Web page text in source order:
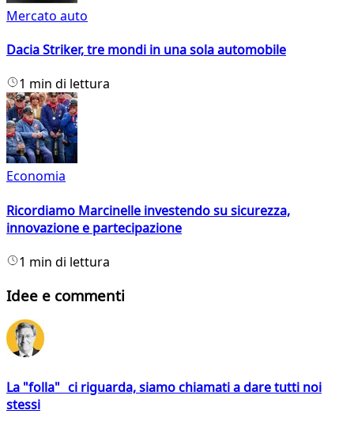
Mercato auto
Dacia Striker, tre mondi in una sola automobile
1 min di lettura
Economia
Ricordiamo Marcinelle investendo su sicurezza,
innovazione e partecipazione
1 min di lettura
Idee e commenti
La "folla" ci riguarda, siamo chiamati a dare tutti noi
stessi